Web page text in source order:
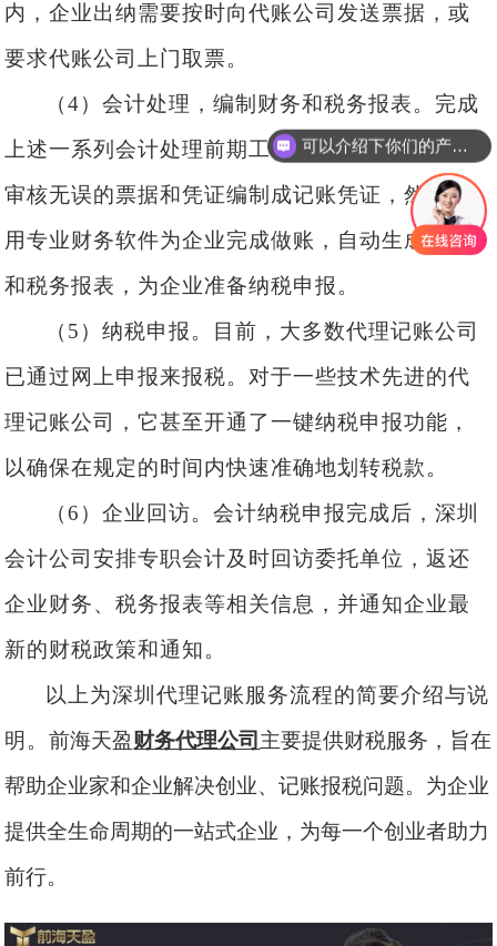
内，企业出纳需要按时向代账公司发送票据 ，或
要求代账公司上门取票。
（4）会计处理，编制财务和税务报表。完成
上述一系列会计处理前期工作后，记账会计将用
审核无误的票据和凭证编制成记账凭证 ，然后使
用专业财务软件为企业完成做账 ，自动生成财务
和税务报表，为企业准备纳税申报。
（ 5）纳税申报。目前，大多数代理记账公司
已通过 网上申报来报税。对于一些技术先进的代
理记账公司
，它甚至开通了一键纳税申报功能，
以确保在规定的时间内快速准确地划转税款。
（6）企业回访。会计纳税申报完成后，深圳
会计公司安排专职会计及时回访委托单位，返还
企业财务、税务报表等相关信息，并通知企业最
新的财税政策和通知。
以上为深圳代理记账服务流程的简要介绍与说
明。前海天盈财务代理公司 主要提供财税服务，旨在
帮助企业家和企业解决创业、记账报税问题。为企业
提供全生命周期的一站式企业，为每一个创业者助力
前行。
可以介绍下你们的产品么